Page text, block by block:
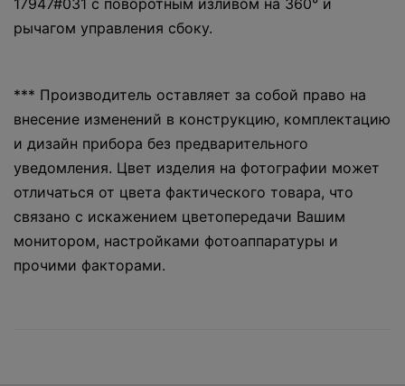
17947#031 с поворотным изливом на 360° и
рычагом управления сбоку.
*** Производитель оставляет за собой право на
внесение изменений в конструкцию, комплектацию
и дизайн прибора без предварительного
уведомления. Цвет изделия на фотографии может
отличаться от цвета фактического товара, что
связано с искажением цветопередачи Вашим
монитором, настройками фотоаппаратуры и
прочими факторами.